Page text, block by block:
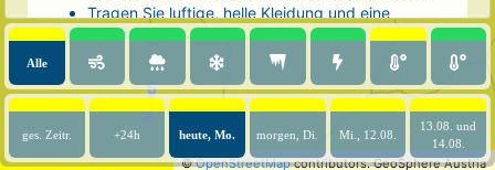
©OpenStreetMapcontributors. GeoSphere Austria
Tragen Sie luftige, helle Kleidung und eine
Kopfbedeckung!
Nehmen Sie eine kühle Dusche! Auch kalte Arm-
und Fußbäder wirken entlastend.
Trinken Sie ausreichend und regelmäßig
(mindestens 2 - 3 Liter pro Tag)! Optimal sind
Wasser, ungesüßter Tee oder mit Wasser
Alle
ges. Zeitr. +24h heute, Mo. morgen, Di. Mi., 12.08.
13.08. und
14.08.